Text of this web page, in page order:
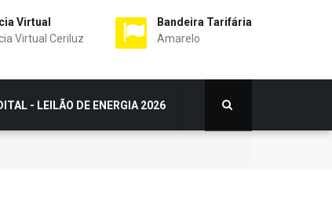
Virtual
Virtual Ceriluz
Bandeira Tarifária
Amarelo
- LEILÃO DE ENERGIA 2026